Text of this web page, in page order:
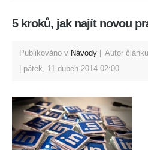
5 kroků, jak najít novou
Publikováno v Návody Autor článku
pátek, 11 duben 2014 02:00